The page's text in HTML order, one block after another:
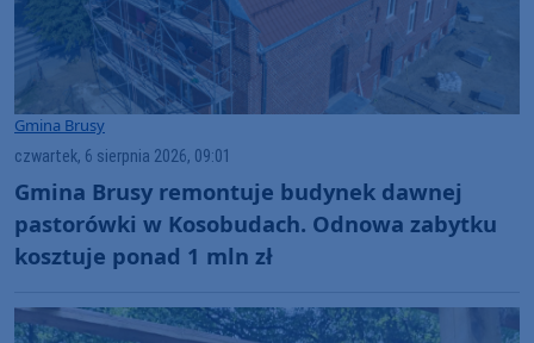
Gmina Brusy
czwartek, 6 sierpnia 2026, 09:01
Gmina Brusy remontuje budynek dawnej
pastorówki w Kosobudach. Odnowa zabytku
kosztuje ponad 1 mln zł